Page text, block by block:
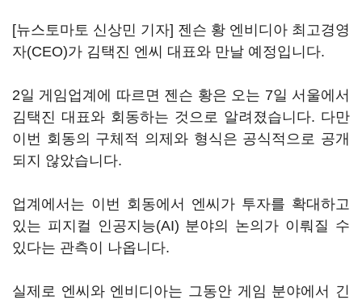
[뉴스토마토 신상민 기자] 젠슨 황 엔비디아 최고경영
자(CEO)가 김택진 엔씨 대표와 만날 예정입니다.
2일 게임업계에 따르면 젠슨 황은 오는 7일 서울에서
김택진 대표와 회동하는 것으로 알려졌습니다. 다만
이번 회동의 구체적 의제와 형식은 공식적으로 공개
되지 않았습니다.
업계에서는 이번 회동에서 엔씨가 투자를 확대하고
있는 피지컬 인공지능(AI) 분야의 논의가 이뤄질 수
있다는 관측이 나옵니다.
실제로 엔씨와 엔비디아는 그동안 게임 분야에서 긴